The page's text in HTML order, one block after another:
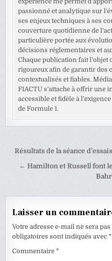
passionné et analytique sur
ses enjeux techniques à ses
couverture quotidienne de
particulière portée aux
décisions réglementaires et
Chaque publication fait l’objet
rigoureux afin de garantir des
contextualisés et fiables.
F1ACTU s’attache à offrir une
accessible et fidèle à
de Formule 1.
Navigation
Résultats de la séance
← Hamilton et Russell font
Laisser un
Votre adresse e-mail ne sera pas
obligatoires sont indiqués avec*
Commentaire*